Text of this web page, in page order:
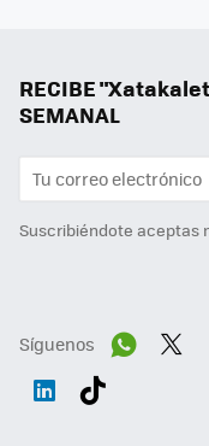
RECIBE
SEMANAL
Suscribiéndote aceptas
Síguenos